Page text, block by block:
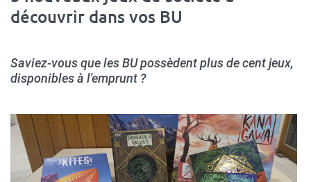
découvrir dans vos BU
Saviez-vous que les BU possèdent plus de cent jeux,
disponibles à l'emprunt ?